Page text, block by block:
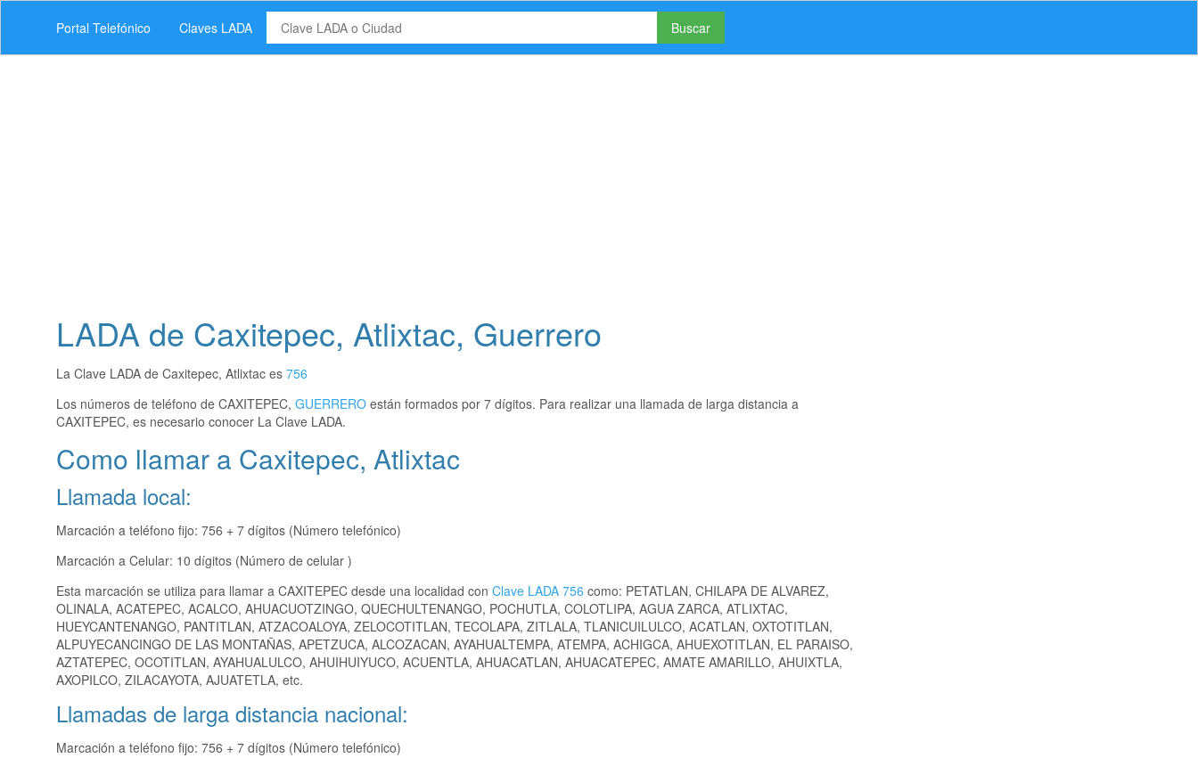
Portal Telefónico Claves LADA Buscar
LADA de Caxitepec, Atlixtac, Guerrero
La Clave LADA de Caxitepec, Atlixtac es 756
Los números de teléfono de CAXITEPEC, GUERRERO están formados por 7 dígitos. Para realizar una llamada de larga distancia a
CAXITEPEC, es necesario conocer La Clave LADA.
Como llamar a Caxitepec, Atlixtac
Llamada local:
Marcación a teléfono fijo: 756 + 7 dígitos (Número telefónico)
Marcación a Celular: 10 dígitos (Número de celular )
Esta marcación se utiliza para llamar a CAXITEPEC desde una localidad con Clave LADA 756 como: PETATLAN, CHILAPA DE ALVAREZ,
OLINALA, ACATEPEC, ACALCO, AHUACUOTZINGO, QUECHULTENANGO, POCHUTLA, COLOTLIPA, AGUA ZARCA, ATLIXTAC,
HUEYCANTENANGO, PANTITLAN, ATZACOALOYA, ZELOCOTITLAN, TECOLAPA, ZITLALA, TLANICUILULCO, ACATLAN, OXTOTITLAN,
ALPUYECANCINGO DE LAS MONTAÑAS, APETZUCA, ALCOZACAN, AYAHUALTEMPA, ATEMPA, ACHIGCA, AHUEXOTITLAN, EL PARAISO,
AZTATEPEC, OCOTITLAN, AYAHUALULCO, AHUIHUIYUCO, ACUENTLA, AHUACATLAN, AHUACATEPEC, AMATE AMARILLO, AHUIXTLA,
AXOPILCO, ZILACAYOTA, AJUATETLA, etc.
Llamadas de larga distancia nacional:
Marcación a teléfono fijo: 756 + 7 dígitos (Número telefónico)